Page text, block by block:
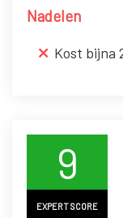
Nadelen
Kost bijna
9
EXPERT SCORE